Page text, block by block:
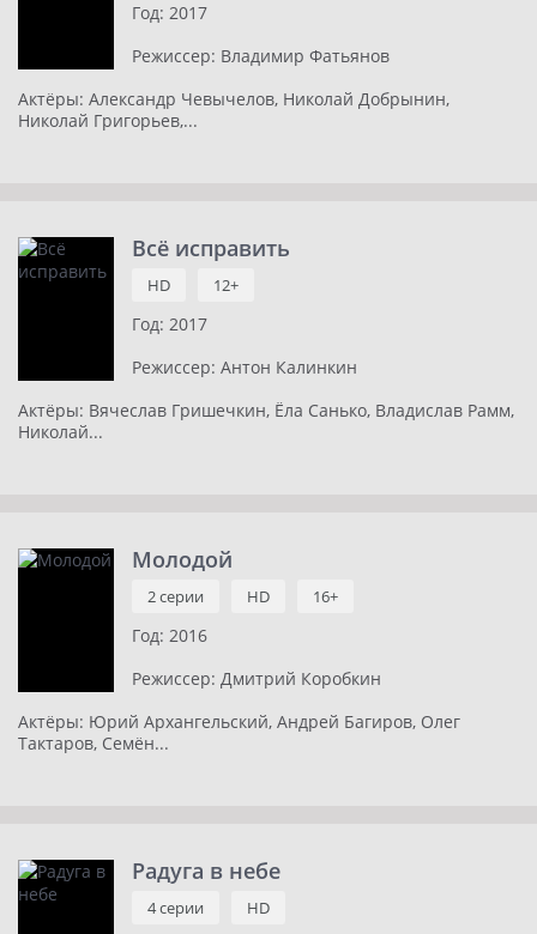
Год: 2017
Режиссер: Владимир Фатьянов
Актёры: Александр Чевычелов, Николай Добрынин,
Николай Григорьев,...
Всё исправить
HD 12+
Год: 2017
Режиссер: Антон Калинкин
Актёры: Вячеслав Гришечкин, Ёла Санько, Владислав Рамм,
Николай...
Молодой
2 серии HD 16+
Год: 2016
Режиссер: Дмитрий Коробкин
Актёры: Юрий Архангельский, Андрей Багиров, Олег
Тактаров, Семён...
Радуга в небе
4 серии HD